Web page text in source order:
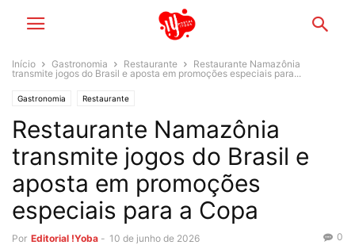
Início Gastronomia Restaurante
Restaurante Namazônia
transmite jogos do Brasil e aposta em promoções especiais para...
Gastronomia Restaurante
Restaurante Namazônia
transmite jogos do Brasil e
aposta em promoções
especiais para a Copa
Por Editorial !Yoba - 10 de junho de 2026 0